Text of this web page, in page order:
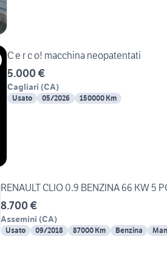
C e r c o! macchina neopatentati
5.000 €
Cagliari (CA)
Usato 05/2026 150000 Km
RENAULT CLIO 0.9 BENZINA 66 KW
8.700 €
Assemini (CA)
Usato 09/2018 87000 Km Benzina